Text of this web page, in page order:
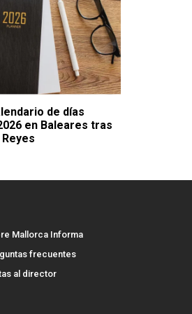
de días
en Baleares tras
Mallorca Informa
frecuentes
al director